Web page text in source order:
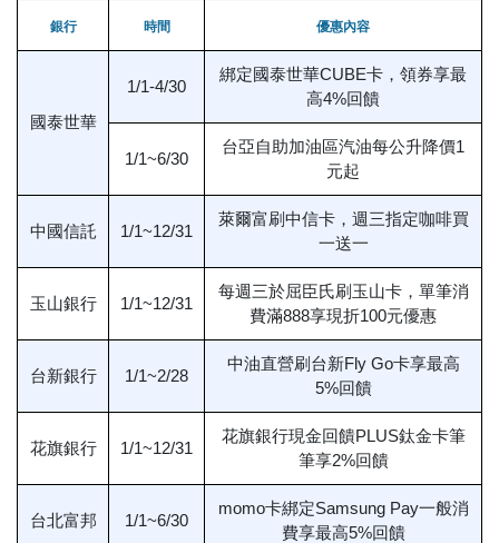
銀行 時間 優惠內容
國泰世華
1/1-4/30
綁定國泰世華CUBE卡，領券享最
高4%回饋
1/1~6/30
台亞自助加油區汽油每公升降價1
元起
中國信託 1/1~12/31
萊爾富刷中信卡，週三指定咖啡買
一送一
玉山銀行 1/1~12/31
每週三於屈臣氏刷玉山卡，單筆消
費滿888享現折100元優惠
台新銀行 1/1~2/28
中油直營刷台新Fly Go卡享最高
5%回饋
花旗銀行 1/1~12/31
花旗銀行現金回饋PLUS鈦金卡筆
筆享2%回饋
台北富邦 1/1~6/30
momo卡綁定Samsung Pay一般消
費享最高5%回饋